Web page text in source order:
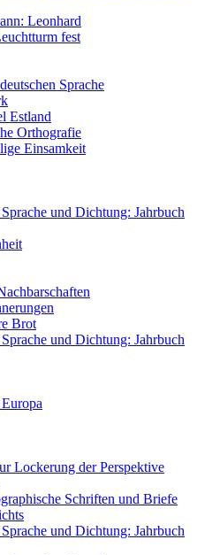
Leonhard
fest
Sprache
Estland
Orthografie
Einsamkeit
und Dichtung: Jahrbuch
Brot
und Dichtung: Jahrbuch
Lockerung der Perspektive
Schriften und Briefe
und Dichtung: Jahrbuch